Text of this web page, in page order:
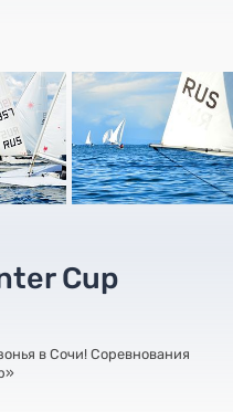
Cup
в Сочи! Соревнования